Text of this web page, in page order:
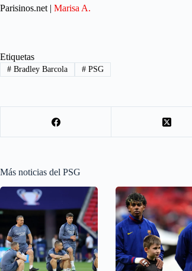
Parisinos.net | Marisa A.
Etiquetas
#Bradley Barcola #PSG
Más noticias del PSG